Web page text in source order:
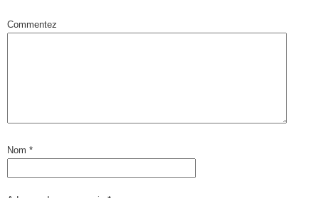
Commentez
Nom *